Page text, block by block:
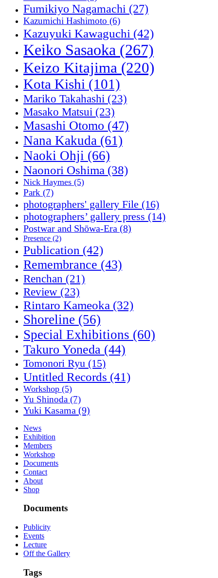
Fumikiyo Nagamachi (27)
Kazumichi Hashimoto (6)
Kazuyuki Kawaguchi (42)
Keiko Sasaoka (267)
Keizo Kitajima (220)
Kota Kishi (101)
Mariko Takahashi (23)
Masako Matsui (23)
Masashi Otomo (47)
Nana Kakuda (61)
Naoki Ohji (66)
Naonori Oshima (38)
Nick Haymes (5)
Park (7)
photographers' gallery File (16)
photographers’ gallery press (14)
Postwar and Shōwa-Era (8)
Presence (2)
Publication (42)
Remembrance (43)
Renchan (21)
Review (23)
Rintaro Kameoka (32)
Shoreline (56)
Special Exhibitions (60)
Takuro Yoneda (44)
Tomonori Ryu (15)
Untitled Records (41)
Workshop (5)
Yu Shinoda (7)
Yuki Kasama (9)
News
Exhibition
Members
Workshop
Documents
Contact
About
Shop
Documents
Publicity
Events
Lecture
Off the Gallery
Tags